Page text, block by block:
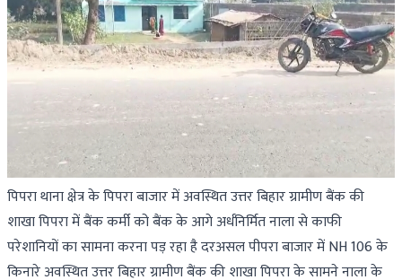
पिपरा थाना क्षेत्र के पिपरा बाजार में अवस्थित उत्तर बिहार ग्रामीण बैंक की
शाखा पिपरा में बैंक कर्मी को बैंक के आगे अर्धनिर्मित नाला से काफी
परेशानियों का सामना करना पड़ रहा है दरअसल पीपरा बाजार में NH 106 के
किनारे अवस्थित उत्तर बिहार ग्रामीण बैंक की शाखा पिपरा के सामने नाला के